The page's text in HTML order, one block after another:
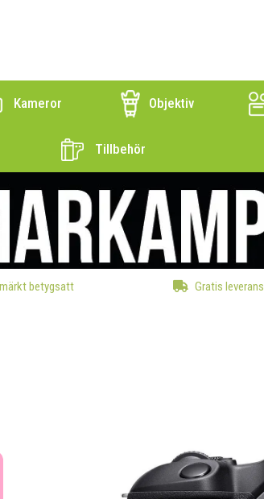
Kameror Objektiv
Tillbehör
betygsatt Gratis leverans